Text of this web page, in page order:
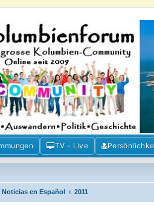
der Freunde
und Venezuela. Austausch, Erfahrungen und
TV - Live
Noticias en Español 2011